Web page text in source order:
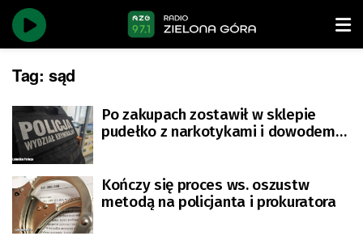
Tag: sąd
Po zakupach zostawił w sklepie
pudełko z narkotykami i dowodem
Kończy się proces ws. oszustw
metodą na policjanta i prokuratora